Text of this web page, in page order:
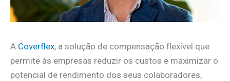
A Coverflex, a solução de compensação flexível que
permite às empresas reduzir os custos e maximizar o
potencial de rendimento dos seus colaboradores,